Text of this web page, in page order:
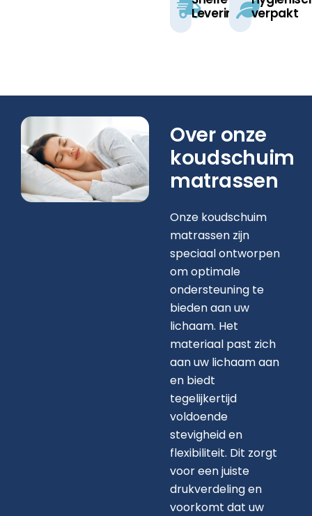
Levering verpakt​
Over onze
koudschuim
matrassen
Onze koudschuim
matrassen zijn
speciaal ontworpen
om optimale
ondersteuning te
bieden aan uw
lichaam. Het
materiaal past zich
aan uw lichaam aan
en biedt
tegelijkertijd
voldoende
stevigheid en
flexibiliteit. Dit zorgt
voor een juiste
drukverdeling en
voorkomt dat uw